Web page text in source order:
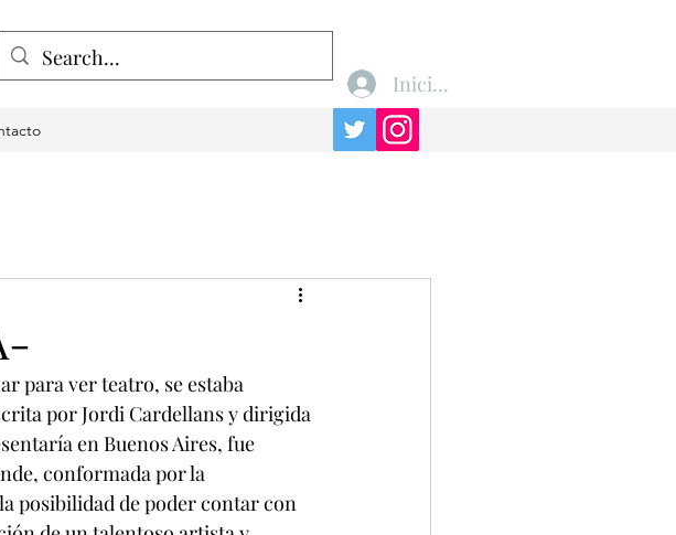
Iniciar sesión
para ver teatro, se estaba
por Jordi Cardellans y dirigida
en Buenos Aires, fue
conformada por la
posibilidad de poder contar con